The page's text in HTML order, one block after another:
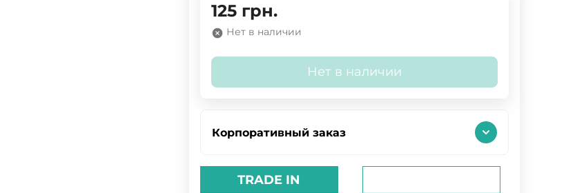
125 грн.
Нет в наличии
Нет в наличии
Корпоративный заказ
TRADE IN